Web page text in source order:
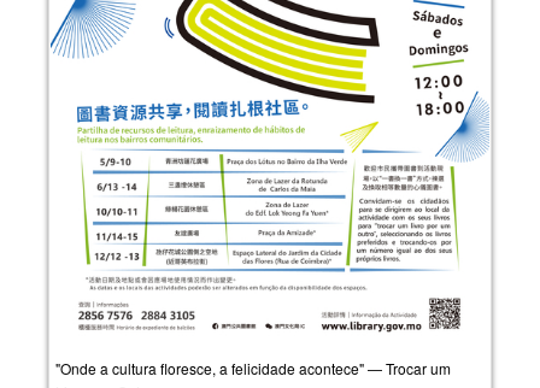
"Onde a cultura floresce, a felicidade acontece" — Trocar um